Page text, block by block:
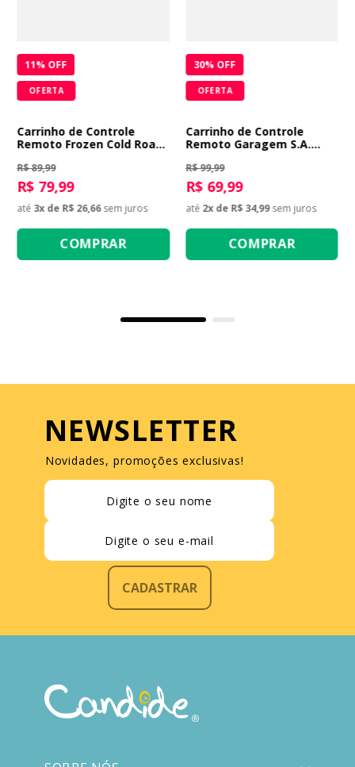
11% OFF
OFERTA
Carrinho de Controle
Remoto Frozen Cold Road
R$ 89,99
R$ 79,99
até 3x de R$ 26,66 sem juros
COMPRAR
30% OFF
OFERTA
Carrinho de Controle
Remoto Garagem S.A.
R$ 99,99
R$ 69,99
até 2x de R$ 34,99 sem juros
COMPRAR
NEWSLETTER
Novidades, promoções exclusivas!
CADASTRAR